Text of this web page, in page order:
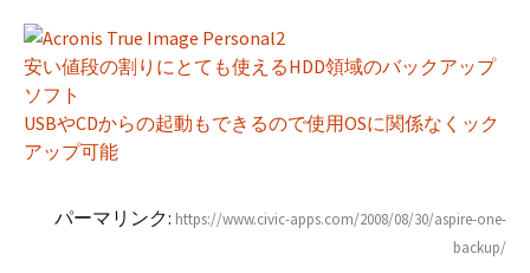
安い値段の割りにとても使えるHDD領域のバックアップ
ソフト
USBやCDからの起動もできるので使用OSに関係なくック
アップ可能
パーマリンク: https://www.civic-apps.com/2008/08/30/aspire-one-
backup/